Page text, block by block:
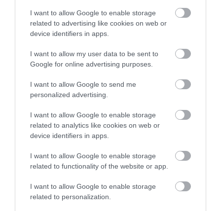
I want to allow Google to enable storage
related to advertising like cookies on web or
device identifiers in apps.
I want to allow my user data to be sent to
Google for online advertising purposes.
I want to allow Google to send me
personalized advertising.
I want to allow Google to enable storage
related to analytics like cookies on web or
device identifiers in apps.
I want to allow Google to enable storage
related to functionality of the website or app.
I want to allow Google to enable storage
related to personalization.
Stop Eating These 3 Foods That Are Known to
Cause Parasites